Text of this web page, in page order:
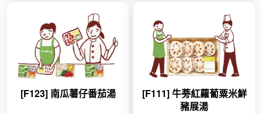
[F123] 南瓜薯仔番茄湯
[F111] 牛蒡紅蘿蔔粟米鮮
豬展湯